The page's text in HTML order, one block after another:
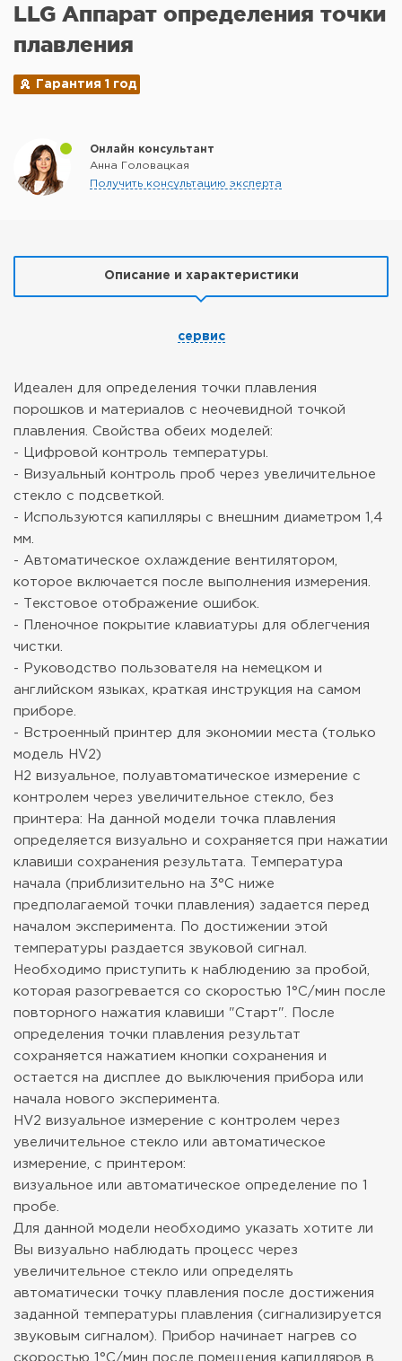
LLG Аппарат определения точки
плавления
Гарантия 1 год
Онлайн консультант
Анна Головацкая
Получить консультацию эксперта
Описание и характеристики
сервис
Идеален для определения точки плавления
порошков и материалов с неочевидной точкой
плавления.
Свойства обеих моделей:
- Цифровой контроль температуры.
- Визуальный контроль проб через увеличительное
стекло с подсветкой.
- Используются капилляры с внешним диаметром 1,4
мм.
- Автоматическое охлаждение вентилятором,
которое включается после выполнения измерения.
- Текстовое отображение ошибок.
- Пленочное покрытие клавиатуры для облегчения
чистки.
- Руководство пользователя на немецком и
английском языках, краткая инструкция на самом
приборе.
- Встроенный принтер для экономии места (только
модель HV2)
H2 визуальное, полуавтоматическое измерение с
контролем через увеличительное стекло, без
принтера: На данной модели точка плавления
определяется визуально и сохраняется при нажатии
клавиши сохранения результата. Температура
начала (приблизительно на 3°C ниже
предполагаемой точки плавления) задается перед
началом эксперимента. По достижении этой
температуры раздается звуковой сигнал.
Необходимо приступить к наблюдению за пробой,
которая разогревается со скоростью 1°C/мин после
повторного нажатия клавиши "Старт". После
определения точки плавления результат
сохраняется нажатием кнопки сохранения и
остается на дисплее до выключения прибора или
начала нового эксперимента.
HV2 визуальное измерение с контролем через
увеличительное стекло или автоматическое
измерение, с принтером:
визуальное или автоматическое определение по 1
пробе.
Для данной модели необходимо указать хотите ли
Вы визуально наблюдать процесс через
увеличительное стекло или определять
автоматически точку плавления после достижения
заданной температуры плавления (сигнализируется
звуковым сигналом). Прибор начинает нагрев со
скоростью 1°C/мин после помещения капилляров в